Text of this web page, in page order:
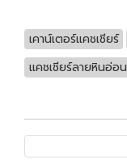
เคาน์เตอร์แคชเชียร์
แคชเชียร์ลายหินอ่อน